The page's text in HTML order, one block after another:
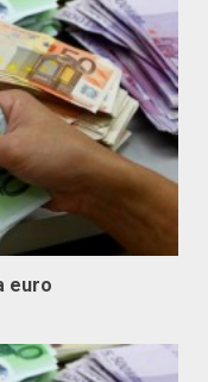
euro